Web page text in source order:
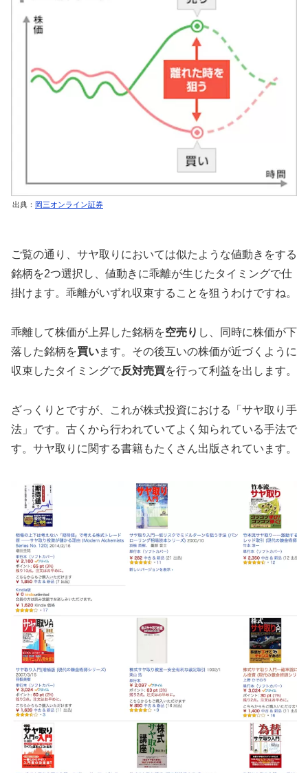
出典： 岡三オンライン証券
ご覧の通り、サヤ取りにおいては似たような値動きをする
銘柄を2つ選択し、値動きに乖離が生じたタイミングで仕
掛けます。乖離がいずれ収束することを狙うわけですね。
乖離して株価が上昇した銘柄を空売り し、同時に株価が下
落した銘柄を買います。その後互いの株価が近づくように
収束したタイミングで反対売買を行って利益を出します。
ざっくりとですが、これが株式投資における「サヤ取り手
法」です。古くから行われていてよく知られている手法で
す。サヤ取りに関する書籍もたくさん出版されています。